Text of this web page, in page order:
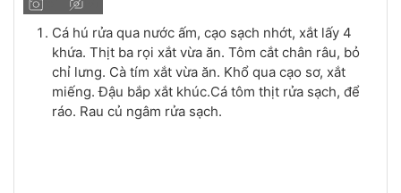
Cá hú rửa qua nước ấm, cạo sạch nhớt, xắt lấy 4
khứa. Thịt ba rọi xắt vừa ăn. Tôm cắt chân râu, bỏ
chỉ lưng. Cà tím xắt vừa ăn. Khổ qua cạo sơ, xắt
miếng. Đậu bắp xắt khúc.Cá tôm thịt rửa sạch, để
ráo. Rau củ ngâm rửa sạch.